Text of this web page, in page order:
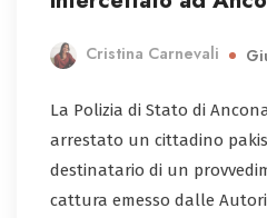
Cristina Carnevali
La Polizia di Stato di
arrestato un cittadino
destinatario di un
cattura emesso dalle